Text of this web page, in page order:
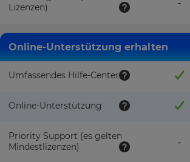
Lizenzen)
-
Online-Unterstützung erhalten
Umfassendes Hilfe-Center
Online-Unterstützung
Priority Support (es gelten
Mindestlizenzen)
-